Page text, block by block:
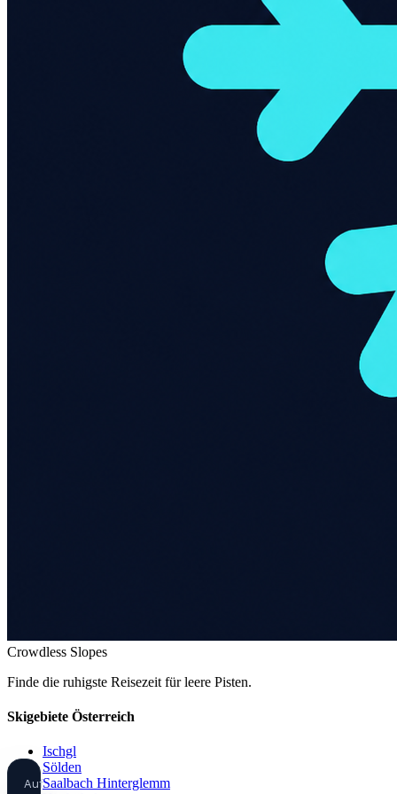
Crowdless Slopes
Finde die ruhigste Reisezeit für leere Pisten.
Skigebiete Österreich
Ischgl
Sölden
Saalbach Hinterglemm
Auf